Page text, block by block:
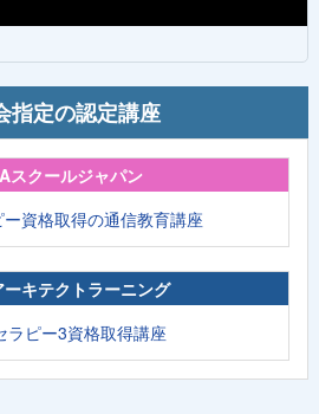
指定の認定講座
スクールジャパン
資格取得の通信教育講座
キテクトラーニング
ラピー3資格取得講座